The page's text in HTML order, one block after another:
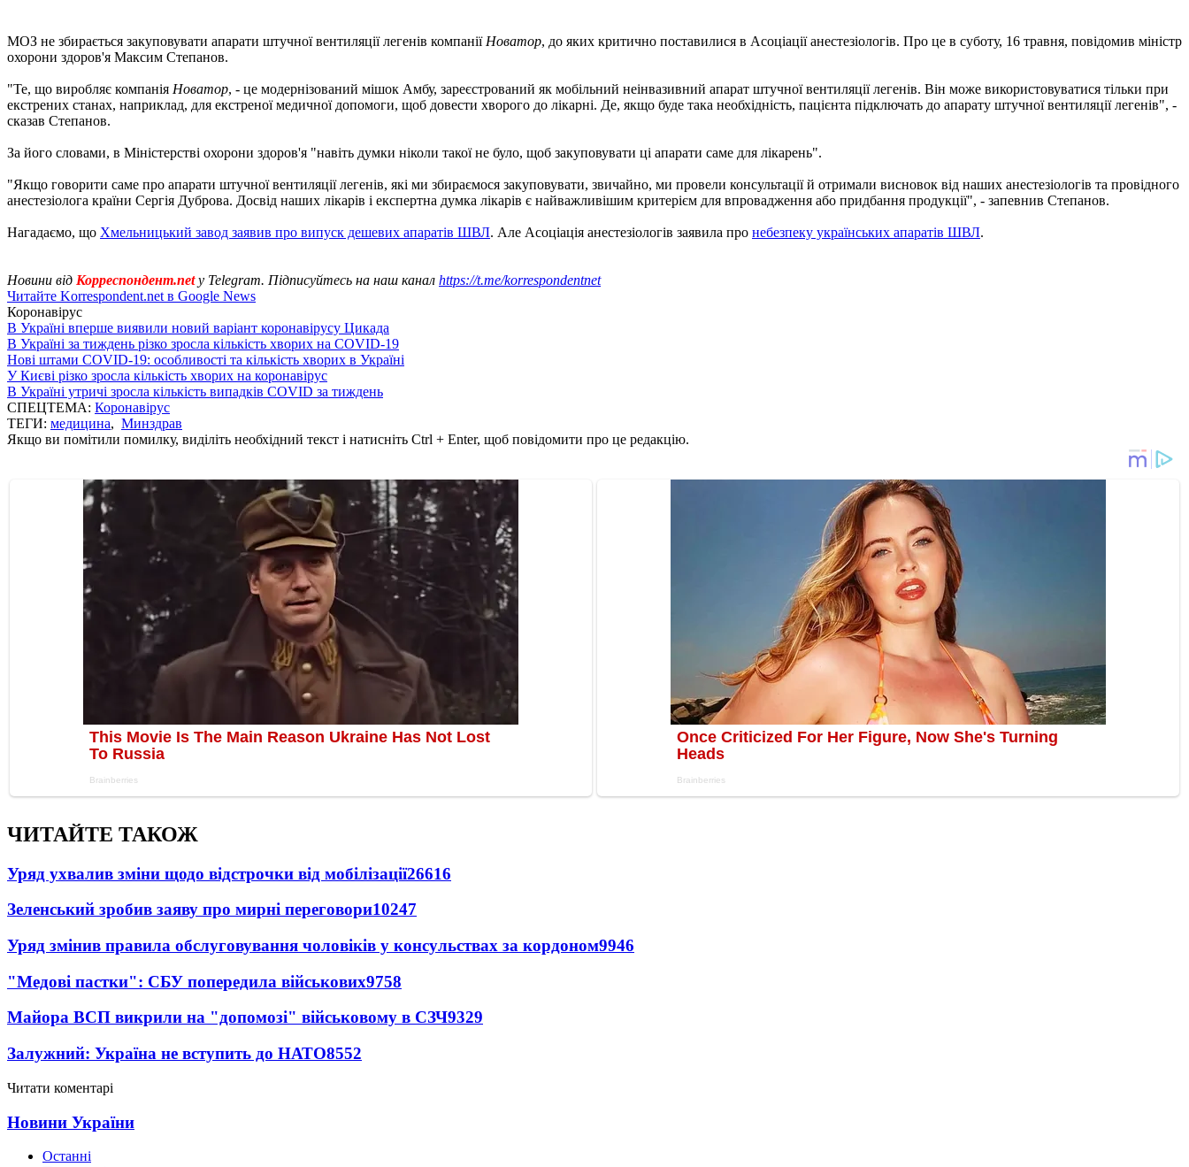
МОЗ не збирається закуповувати апарати штучної вентиляції легенів компанії Новатор, до яких критично поставилися в Асоціації анестезіологів. Про це в суботу, 16 травня, повідомив міністр
охорони здоров'я Максим Степанов.
"Те, що виробляє компанія Новатор, - це модернізований мішок Амбу, зареєстрований як мобільний неінвазивний апарат штучної вентиляції легенів. Він може використовуватися тільки при
екстрених станах, наприклад, для екстреної медичної допомоги, щоб довести хворого до лікарні. Де, якщо буде така необхідність, пацієнта підключать до апарату штучної вентиляції легенів", -
сказав Степанов.
За його словами, в Міністерстві охорони здоров'я "навіть думки ніколи такої не було, щоб закуповувати ці апарати саме для лікарень".
"Якщо говорити саме про апарати штучної вентиляції легенів, які ми збираємося закуповувати, звичайно, ми провели консультації й отримали висновок від наших анестезіологів та провідного
анестезіолога країни Сергія Дуброва. Досвід наших лікарів і експертна думка лікарів є найважливішим критерієм для впровадження або придбання продукції", - запевнив Степанов.
Нагадаємо, що Хмельницький завод заявив про випуск дешевих апаратів ШВЛ. Але Асоціація анестезіологів заявила про небезпеку українських апаратів ШВЛ.
Новини від Корреспондент.netу Telegram. Підписуйтесь на наш канал https://t.me/korrespondentnet
Читайте Korrespondent.net в Google News
Коронавірус
В Україні вперше виявили новий варіант коронавірусу Цикада
В Україні за тиждень різко зросла кількість хворих на COVID-19
Нові штами COVID-19: особливості та кількість хворих в Україні
У Києві різко зросла кількість хворих на коронавірус
В Україні утричі зросла кількість випадків COVID за тиждень
СПЕЦТЕМА: Коронавірус
ТЕГИ: медицина, Минздрав
Якщо ви помітили помилку, виділіть необхідний текст і натисніть Ctrl + Enter, щоб повідомити про це редакцію.
ЧИТАЙТЕ ТАКОЖ
Уряд ухвалив зміни щодо відстрочки від мобілізації26616
Зеленський зробив заяву про мирні переговори10247
Уряд змінив правила обслуговування чоловіків у консульствах за кордоном9946
"Медові пастки": СБУ попередила військових9758
Майора ВСП викрили на "допомозі" військовому в СЗЧ9329
Залужний: Україна не вступить до НАТО8552
Читати коментарі
Новини України
Останні